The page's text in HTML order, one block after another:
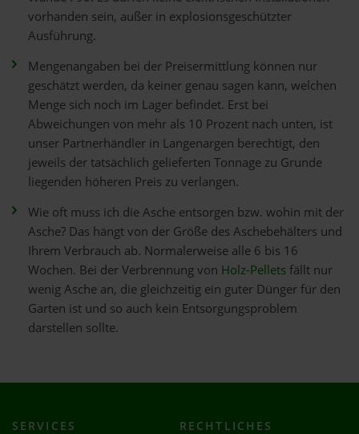
vorhanden sein, außer in explosionsgeschützter
Ausführung.
Mengenangaben bei der Preisermittlung können nur
geschätzt werden, da keiner genau sagen kann, welchen
Menge sich noch im Lager befindet. Erst bei
Abweichungen von mehr als 10 Prozent nach unten, ist
unser Partnerhändler in Langenargen berechtigt, den
jeweils der tatsächlich gelieferten Tonnage zu Grunde
liegenden höheren Preis zu verlangen.
Wie oft muss ich die Asche entsorgen bzw. wohin mit der
Asche? Das hängt von der Größe des Aschebehälters und
Ihrem Verbrauch ab. Normalerweise alle 6 bis 16
Wochen. Bei der Verbrennung von Holz-Pelletsfällt nur
wenig Asche an, die gleichzeitig ein guter Dünger für den
Garten ist und so auch kein Entsorgungsproblem
darstellen sollte.
SERVICES RECHTLICHES